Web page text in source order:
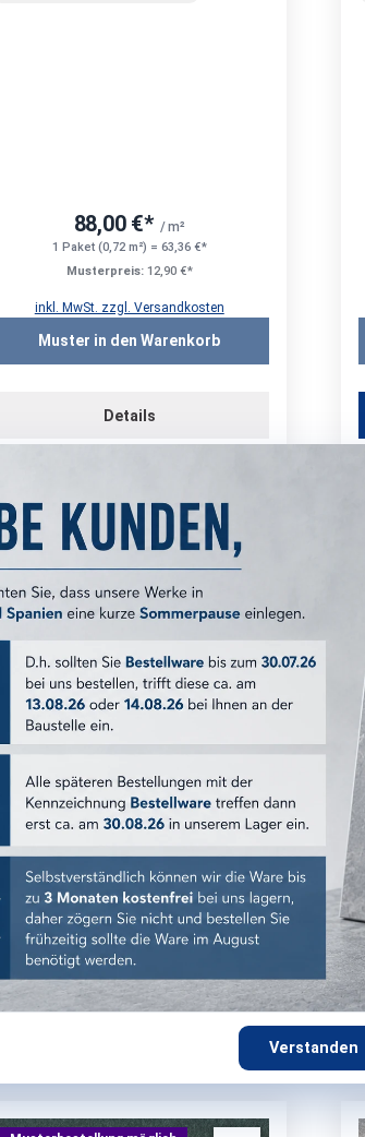
Verstanden
88,00 €* / m²
1 Paket (0,72 m²) = 63,36 €*
Musterpreis: 12,90 €*
inkl. MwSt. zzgl. Versandkosten
Muster in den Warenkorb
Details
Musterbestellung möglich
Outdoor - 60x120 cm R11 A+B+C |
20 mm
Bestellware
Versand: 10-14 Werktage
ca. Fr. 28.08. – Fr. 18.09.2026
59,90 €* / m²
ab 25,20 m²: 56,90 €/m²
Musterpreis: 12,90 €*
inkl. MwSt. zzgl. Versandkosten
Muster in den Warenkorb
Optionen wählen